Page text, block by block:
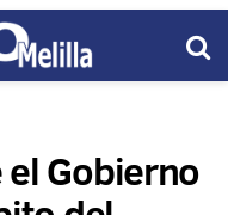
Gobierno